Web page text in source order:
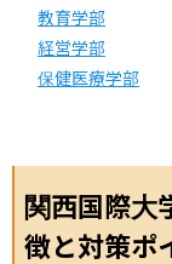
教育学部
経営学部
保健医療学部
関西国際大
徴と対策ポ